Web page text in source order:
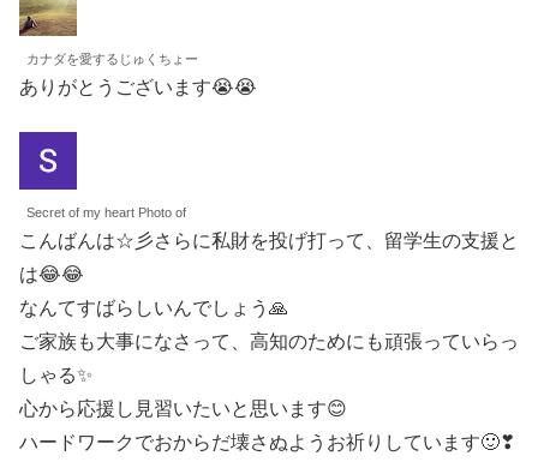
カナダを愛するじゅくちょー
ありがとうございます😭😭
Secret of my heart Photo of
こんばんは☆彡さらに私財を投げ打って、留学生の支援と
は😂😂
なんてすばらしいんでしょう🙏
ご家族も大事になさって、高知のためにも頑張っていらっ
しゃる✨
心から応援し見習いたいと思います😊
ハードワークでおからだ壊さぬようお祈りしています🙂❣